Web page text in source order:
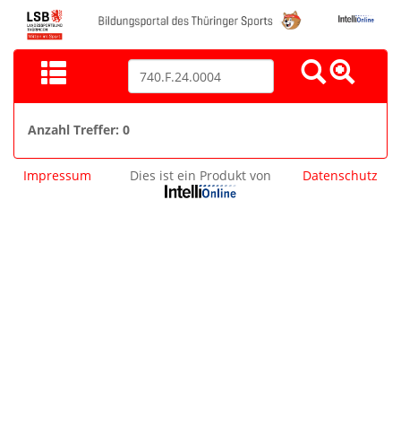
Anzahl Treffer: 0
Impressum Dies ist ein Produkt von Datenschutz